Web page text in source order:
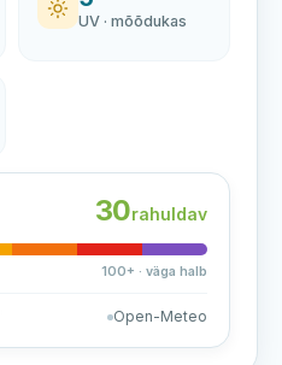
UV · mõõdukas
30rahuldav
100+ · väga halb
Open-Meteo